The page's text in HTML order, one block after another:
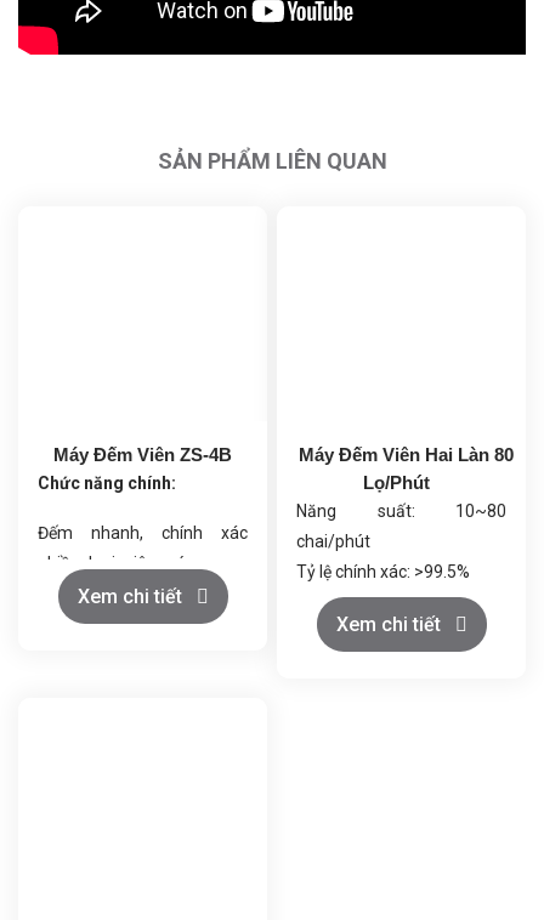
SẢN PHẨM LIÊN QUAN
Máy Đếm Viên ZS-4B
Chức năng chính:
Đếm nhanh, chính xác
nhiều loại viên nén, nang
cứng, nang mềm.
Tốc độ đếm và xả điều
Xem chi tiết
Máy Đếm Viên Hai Làn 80
Lọ/Phút
Năng suất: 10~80
chai/phút
Tỷ lệ chính xác: >99.5%
Đối tượng áp dụng: Hạt rắn
có kích thước 5-33mm
Xem chi tiết